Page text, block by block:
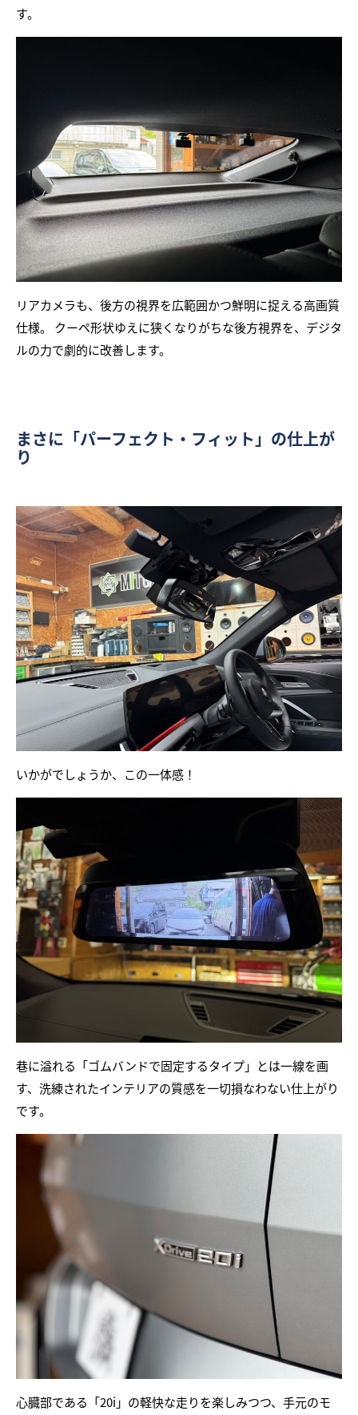
す。
リアカメラも、後方の視界を広範囲かつ鮮明に捉える高画質
仕様。 クーペ形状ゆえに狭くなりがちな後方視界を、デジタ
ルの力で劇的に改善します。
まさに「パーフェクト・フィット」の仕上が
り
いかがでしょうか、この一体感！
巷に溢れる「ゴムバンドで固定するタイプ」とは一線を画
す、洗練されたインテリアの質感を一切損なわない仕上がり
です。
心臓部である「20i」の軽快な走りを楽しみつつ、手元のモ